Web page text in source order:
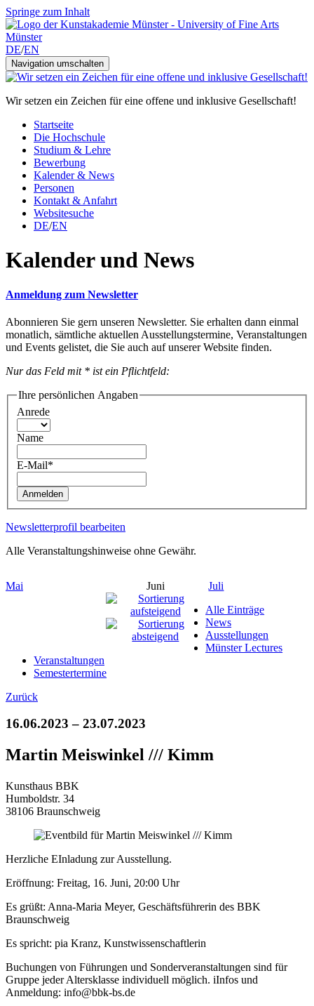
Springe zum Inhalt
DE/EN
Navigation umschalten
Wir setzen ein Zeichen für eine offene und inklusive Gesellschaft!
Startseite
Die Hochschule
Studium & Lehre
Bewerbung
Kalender & News
Personen
Kontakt & Anfahrt
Websitesuche
DE/EN
Kalender und News
Anmeldung zum Newsletter
Abonnieren Sie gern unseren Newsletter. Sie erhalten dann einmal
monatlich, sämtliche aktuellen Ausstellungstermine, Veranstaltungen
und Events gelistet, die Sie auch auf unserer Website finden.
Nur das Feld mit * ist ein Pflichtfeld:
Ihre persönlichen Angaben
Anrede
Name
E-Mail*
Anmelden
Newsletterprofil bearbeiten
Alle Veranstaltungshinweise ohne Gewähr.
Mai Juni
Juli
Alle Einträge
News
Ausstellungen
Münster Lectures
Veranstaltungen
Semestertermine
Zurück
16.06.2023 – 23.07.2023
Martin Meiswinkel /// Kimm
Kunsthaus BBK
Humboldstr. 34
38106 Braunschweig
Herzliche EInladung zur Ausstellung.
Eröffnung: Freitag, 16. Juni, 20:00 Uhr
Es grüßt: Anna-Maria Meyer, Geschäftsführerin des BBK
Braunschweig
Es spricht: pia Kranz, Kunstwissenschaftlerin
Buchungen von Führungen und Sonderveranstaltungen sind für
Gruppe jeder Altersklasse individuell möglich. iInfos und
Anmeldung: info@bbk-bs.de